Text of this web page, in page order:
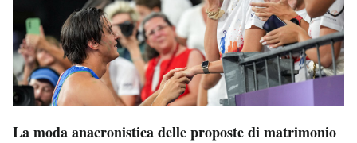
La moda anacronistica delle proposte di matrimonio